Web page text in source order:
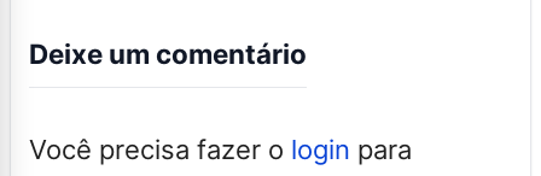
Deixe um comentário
Você precisa fazer o login para